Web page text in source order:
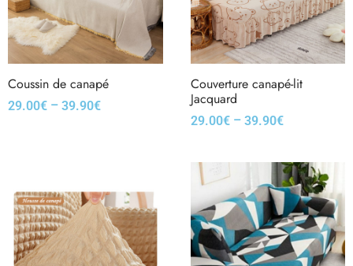
Coussin de canapé
29.00€ – 39.90€
Couverture canapé-lit
Jacquard
29.00€– 39.90€